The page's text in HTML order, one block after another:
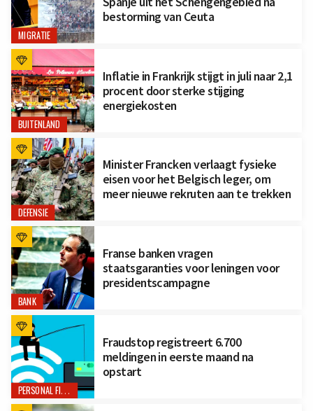
MIGRATIE
bestorming van Ceuta
BUITENLAND
Inflatie in Frankrijk stijgt in juli naar 2,1
procent door sterke stijging
energiekosten
DEFENSIE
Minister Francken verlaagt fysieke
eisen voor het Belgisch leger, om
meer nieuwe rekruten aan te trekken
BANK
Franse banken vragen
staatsgaranties voor leningen voor
presidentscampagne
PERSONAL FINANCE
Fraudstop registreert 6.700
meldingen in eerste maand na
opstart